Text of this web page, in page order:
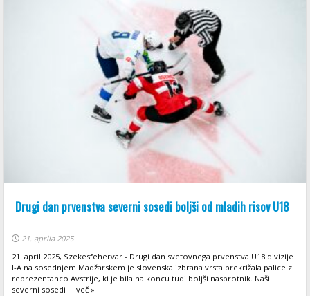
Drugi dan prvenstva severni sosedi boljši od mladih risov U18
21. aprila 2025
21. april 2025, Szekesfehervar - Drugi dan svetovnega prvenstva U18 divizije
I-A na sosednjem Madžarskem je slovenska izbrana vrsta prekrižala palice z
reprezentanco Avstrije, ki je bila na koncu tudi boljši nasprotnik. Naši
severni sosedi ... več »